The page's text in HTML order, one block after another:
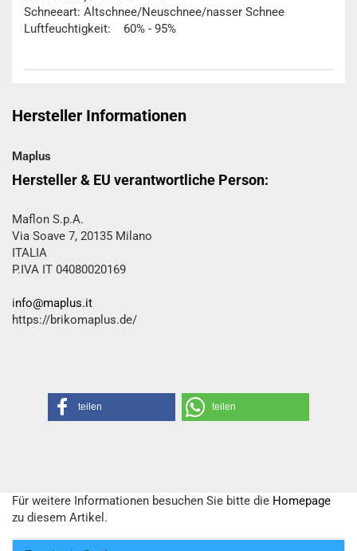
Schneeart: Altschnee/Neuschnee/nasser Schnee
Luftfeuchtigkeit: 60% - 95%
Hersteller Informationen
Maplus
Hersteller & EU verantwortliche Person:
Maflon S.p.A.
Via Soave 7, 20135 Milano
ITALIA
P.IVA IT 04080020169
info@maplus.it
https://brikomaplus.de/
teilen teilen
Für weitere Informationen besuchen Sie bitte die Homepage
zu diesem Artikel.